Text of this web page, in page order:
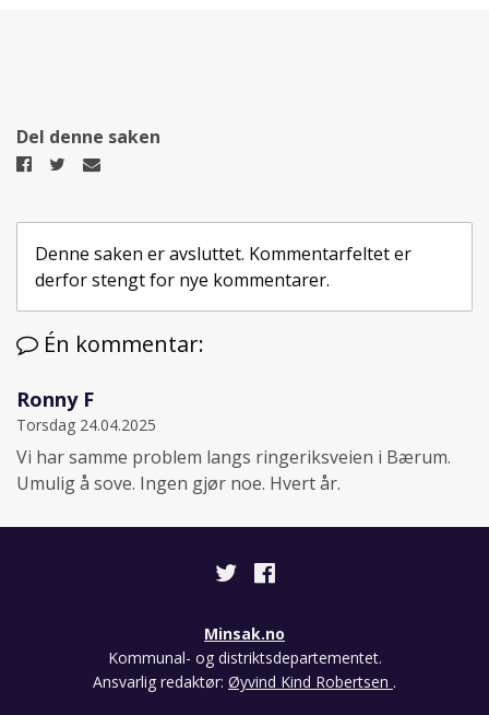
Del denne saken
Del
Facebook
Del
Twitter
Del
epost
Denne saken er avsluttet. Kommentarfeltet er
derfor stengt for nye kommentarer.
Én kommentar:
Ronny F
Torsdag 24.04.2025
Vi har samme problem langs ringeriksveien i Bærum.
Umulig å sove. Ingen gjør noe. Hvert år.
Minsak.no
Kommunal- og distriktsdepartementet.
Ansvarlig redaktør: Øyvind Kind Robertsen .